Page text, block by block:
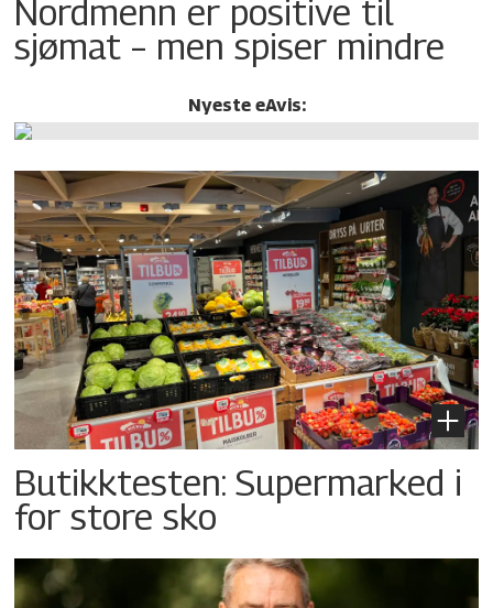
Nordmenn er positive til
sjømat – men spiser mindre
Nyeste eAvis:
Butikktesten: Supermarked i
for store sko